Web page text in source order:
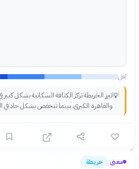
أقل
💡تبرز الخريطة تركز الكثافة السكانية بشكل
والقاهرة الكبرى، بينما تنخفض بشكل حاد في
معنى› خريطة